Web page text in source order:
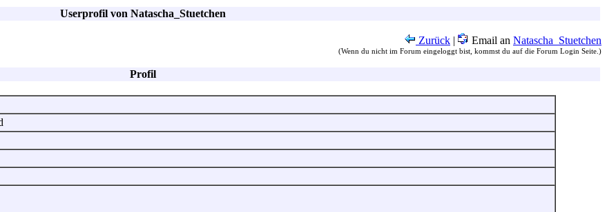
Userprofil von Natascha_Stuetchen
Zurück | Email an Natascha_Stuetchen
(Wenn du nicht im Forum eingeloggt bist, kommst du auf die Forum Login Seite.)
Profil